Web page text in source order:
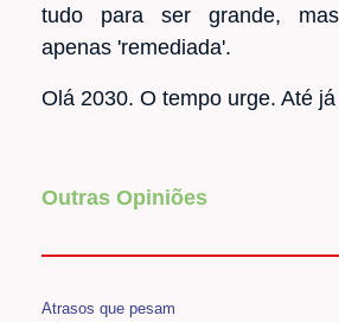
tudo para ser grande,
apenas 'remediada'.
Olá 2030. O tempo urge. Até
Outras Opiniões
Atrasos que pesam